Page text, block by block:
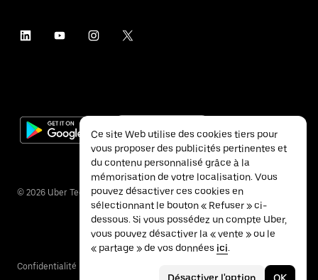
© 2026 Uber Technologies Inc.
Confidentialité
Ce site Web utilise des cookies tiers pour
vous proposer des publicités pertinentes et
du contenu personnalisé grâce à la
mémorisation de votre localisation. Vous
pouvez désactiver ces cookies en
sélectionnant le bouton « Refuser » ci-
dessous. Si vous possédez un compte Uber,
vous pouvez désactiver la « vente » ou le
« partage » de vos données ici.